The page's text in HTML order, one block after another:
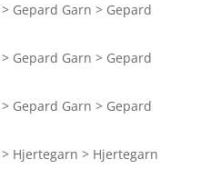
Gepard Garn > Gepard
Gepard Garn > Gepard
Gepard Garn > Gepard
Hjertegarn > Hjertegarn